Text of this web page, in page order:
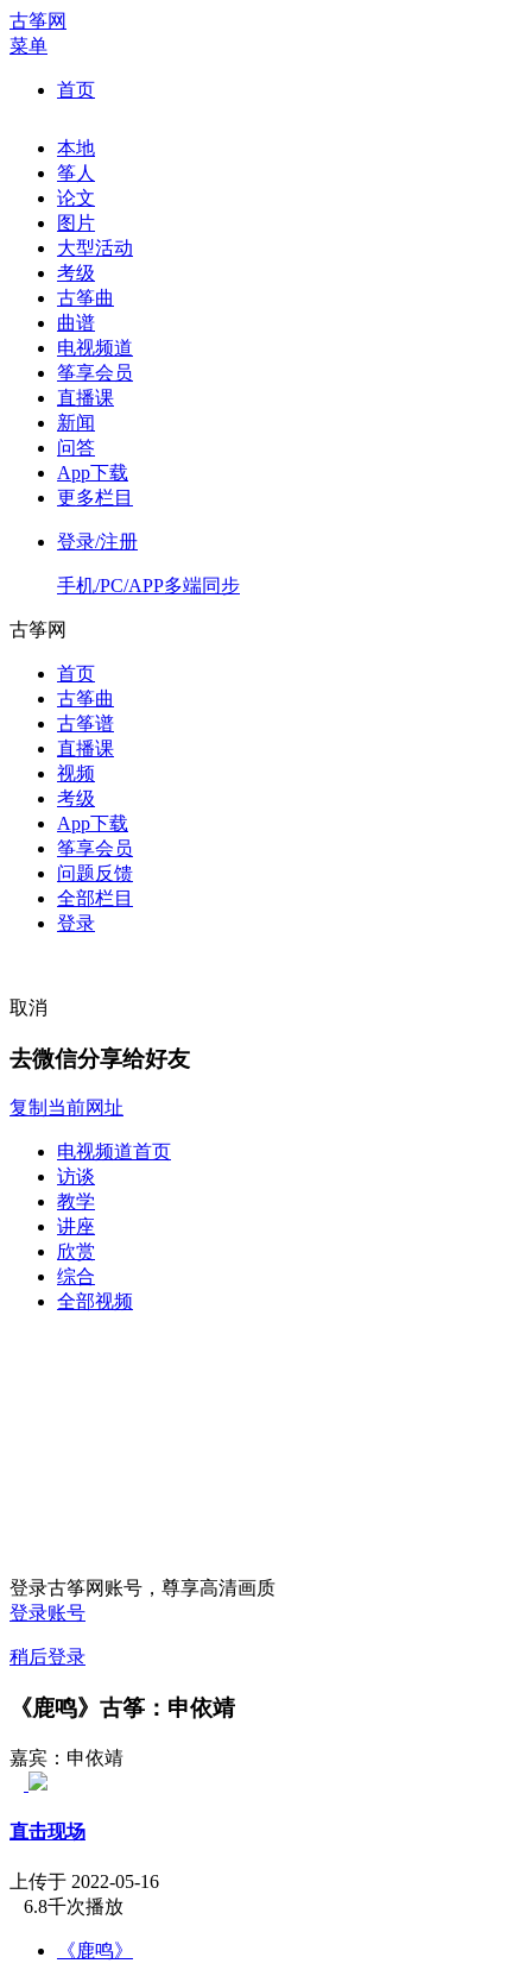
古筝网
菜单
首页
本地
筝人
论文
图片
大型活动
考级
古筝曲
曲谱
电视频道
筝享会员
直播课
新闻
问答
App下载
更多栏目
登录/注册
手机/PC/APP多端同步
古筝网
首页
古筝曲
古筝谱
直播课
视频
考级
App下载
筝享会员
问题反馈
全部栏目
登录
取消
去微信分享给好友
复制当前网址
电视频道首页
访谈
教学
讲座
欣赏
综合
全部视频
登录古筝网账号，尊享高清画质
登录账号
稍后登录
《鹿鸣》古筝：申依靖
嘉宾：申依靖
直击现场
上传于 2022-05-16
6.8千次播放
《鹿鸣》